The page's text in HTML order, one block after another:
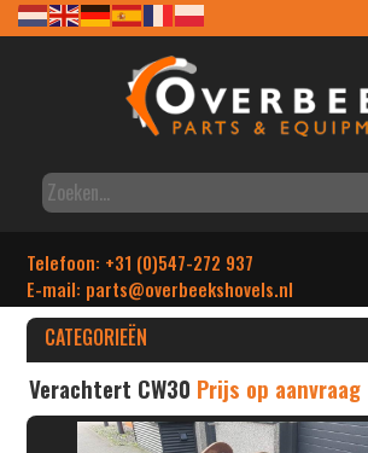
Telefoon: +31 (0)547-272 937
E-mail: parts@overbeekshovels.nl
CATEGORIEËN
Verachtert CW30 Prijs op aanvraag